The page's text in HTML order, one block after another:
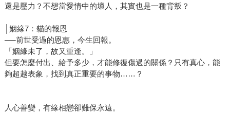
還是壓力？不想當愛情中的壞人，其實也是一種背叛？
│姻緣7：貓的報恩
──前世受過的恩惠，今生回報。
「姻緣未了，故又重逢。」
但要怎麼付出、給予多少，才能修復傷過的關係？只有真心，能
夠超越表象，找到真正重要的事物……？
人心善變，有緣相戀卻難保永遠。